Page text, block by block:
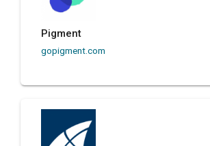
Pigment
gopigment.com